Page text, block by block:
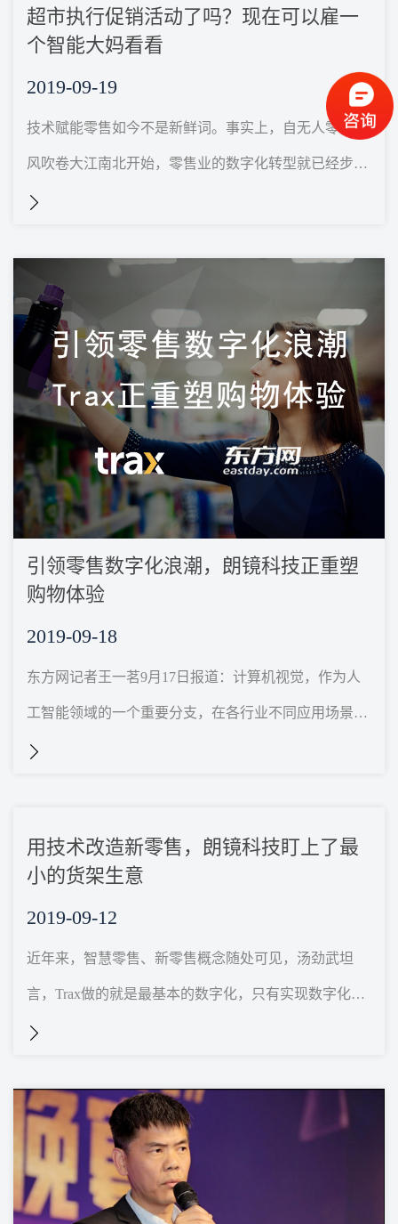
超市执行促销活动了吗？现在可以雇一
个智能大妈看看
2019-09-19
技术赋能零售如今不是新鲜词。事实上，自无人零售之
风吹卷大江南北开始，零售业的数字化转型就已经步伐
加速。
引领零售数字化浪潮，朗镜科技正重塑
购物体验
2019-09-18
东方网记者王一茗9月17日报道：计算机视觉，作为人
工智能领域的一个重要分支，在各行业不同应用场景
下，发展一日千里。在零售行业，计算机视觉的应用带
用技术改造新零售，朗镜科技盯上了最
小的货架生意
2019-09-12
近年来，智慧零售、新零售概念随处可见，汤劲武坦
言，Trax做的就是最基本的数字化，只有实现数字化
后，才有可能智能化和个性化。以淘宝为例，现在能够